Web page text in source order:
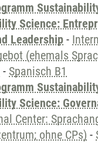
Science:
Leadership -
(ehemals
- Spanisch B1
Science:
Center:
ohne CPs) -